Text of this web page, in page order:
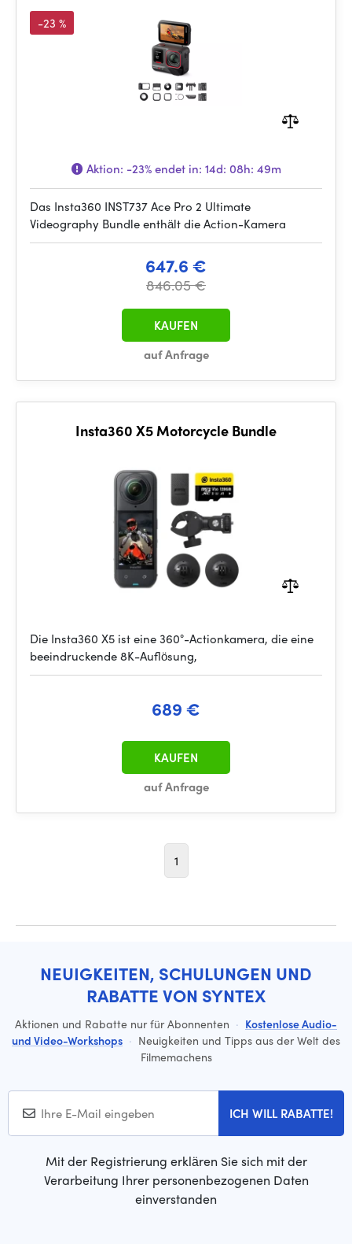
-23 %
Aktion: -23%endet in: 14d: 08h: 49m
Das Insta360 INST737 Ace Pro 2 Ultimate
Videography Bundle enthält die Action-Kamera
647.6 €
846.05 €
auf Anfrage
KAUFEN
Insta360 X5 Motorcycle Bundle
Die Insta360 X5 ist eine 360°-Actionkamera, die eine
beeindruckende 8K-Auflösung,
689 €
auf Anfrage
KAUFEN
1
NEUIGKEITEN, SCHULUNGEN UND
RABATTE VON SYNTEX
Aktionen und Rabatte nur für Abonnenten · Kostenlose Audio-
und Video-Workshops · Neuigkeiten und Tipps aus der Welt des
Filmemachens
ICH WILL RABATTE!
Mit der Registrierung erklären Sie sich mit der
Verarbeitung Ihrer personenbezogenen Daten
einverstanden